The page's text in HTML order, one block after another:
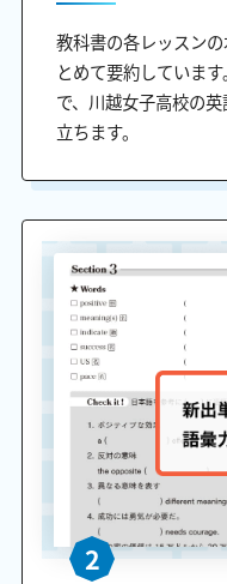
教科書の各レッスン
とめて要約していま
で、川越女子高校の
立ちます。
2